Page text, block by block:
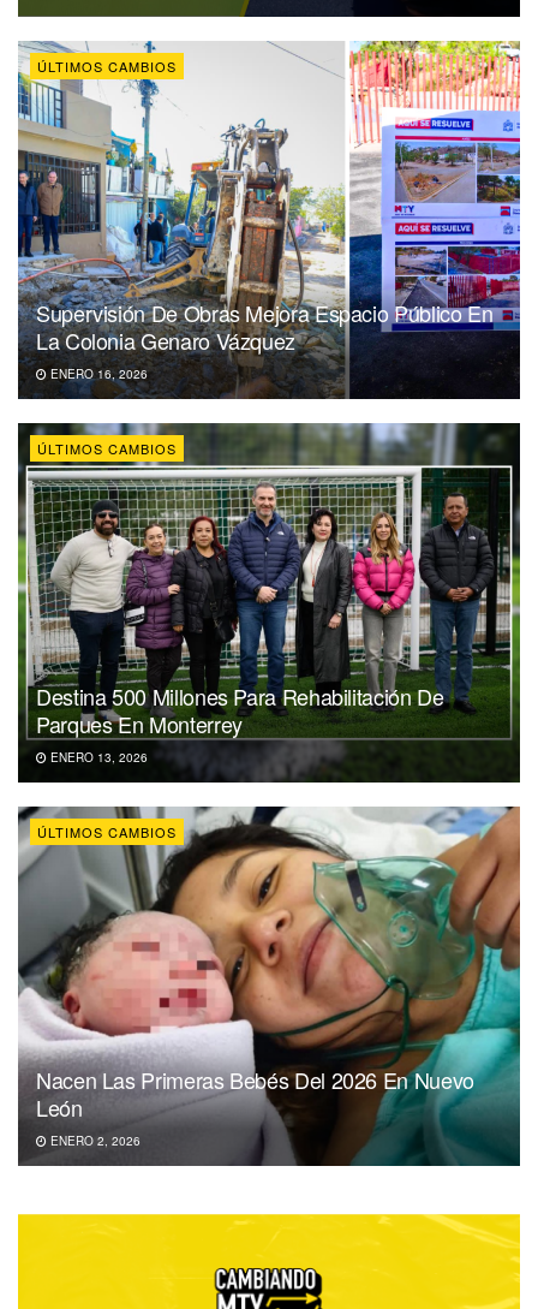
ÚLTIMOS CAMBIOS
Supervisión De Obras Mejora Espacio Público En
La Colonia Genaro Vázquez
ENERO 16, 2026
ÚLTIMOS CAMBIOS
Destina 500 Millones Para Rehabilitación De
Parques En Monterrey
ENERO 13, 2026
ÚLTIMOS CAMBIOS
Nacen Las Primeras Bebés Del 2026 En Nuevo
León
ENERO 2, 2026